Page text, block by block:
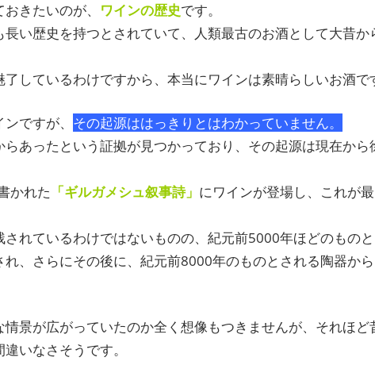
きたいのが、 ワインの歴史です。
い歴史を持つとされていて、人類最古のお酒として大昔か
しているわけですから、本当にワインは素晴らしいお酒で
ですが、 その起源ははっきりとはわかっていません。
あったという証拠が見つかっており、その起源は現在から
かれた 「ギルガメシュ叙事詩」 にワインが登場し、これが
れているわけではないものの、紀元前5000年ほどのもの
、さらにその後に、紀元前8000年のものとされる陶器か
景が広がっていたのか全く想像もつきませんが、それほど
いなさそうです。